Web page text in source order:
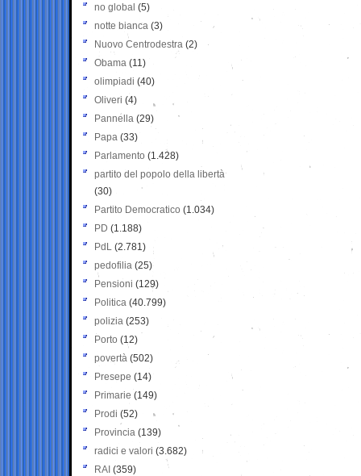
no global (5)
notte bianca (3)
Nuovo Centrodestra (2)
Obama (11)
olimpiadi (40)
Oliveri (4)
Pannella (29)
Papa (33)
Parlamento (1.428)
partito del popolo della libertà
(30)
Partito Democratico (1.034)
PD (1.188)
PdL (2.781)
pedofilia (25)
Pensioni (129)
Politica (40.799)
polizia (253)
Porto (12)
povertà (502)
Presepe (14)
Primarie (149)
Prodi (52)
Provincia (139)
radici e valori (3.682)
RAI (359)